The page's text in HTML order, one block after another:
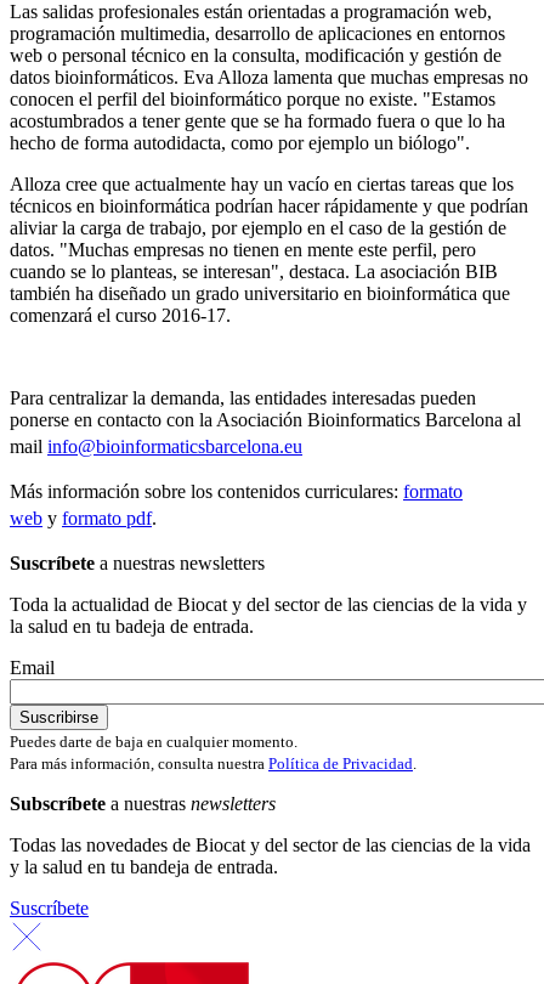
Las salidas profesionales están orientadas a programación web,
programación multimedia, desarrollo de aplicaciones en entornos
web o personal técnico en la consulta, modificación y gestión de
datos bioinformáticos. Eva Alloza lamenta que muchas empresas no
conocen el perfil del bioinformático porque no existe. "Estamos
acostumbrados a tener gente que se ha formado fuera o que lo ha
hecho de forma autodidacta, como por ejemplo un biólogo".
Alloza cree que actualmente hay un vacío en ciertas tareas que los
técnicos en bioinformática podrían hacer rápidamente y que podrían
aliviar la carga de trabajo, por ejemplo en el caso de la gestión de
datos. "Muchas empresas no tienen en mente este perfil, pero
cuando se lo planteas, se interesan", destaca. La asociación BIB
también ha diseñado un grado universitario en bioinformática que
comenzará el curso 2016-17.
Para centralizar la demanda, las entidades interesadas pueden
ponerse en contacto con la Asociación Bioinformatics Barcelona al
mail info@bioinformaticsbarcelona.eu
Más información sobre los contenidos curriculares: formato
web y formato pdf.
Suscríbete a nuestras newsletters
Toda la actualidad de Biocat y del sector de las ciencias de la vida y
la salud en tu badeja de entrada.
Email
Puedes darte de baja en cualquier momento.
Para más información, consulta nuestra Política de Privacidad.
Subscríbete a nuestras newsletters
Todas las novedades de Biocat y del sector de las ciencias de la vida
y la salud en tu bandeja de entrada.
Suscríbete